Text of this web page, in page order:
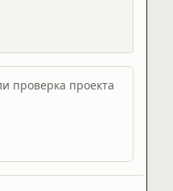
проверка проекта